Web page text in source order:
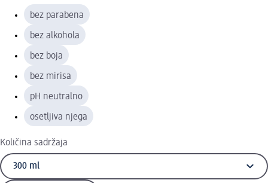
bez parabena
bez alkohola
bez boja
bez mirisa
pH neutralno
osetljiva njega
Količina sadržaja